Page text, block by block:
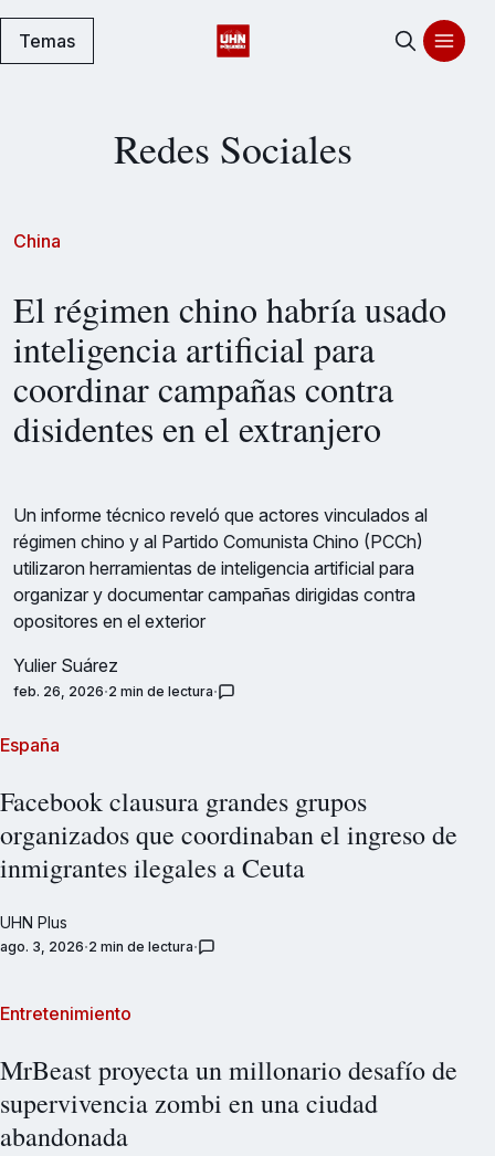
Temas
Redes Sociales
China
El régimen chino habría usado
inteligencia artificial para
coordinar campañas contra
disidentes en el extranjero
Un informe técnico reveló que actores vinculados al
régimen chino y al Partido Comunista Chino (PCCh)
utilizaron herramientas de inteligencia artificial para
organizar y documentar campañas dirigidas contra
opositores en el exterior
Yulier Suárez
feb. 26, 2026 2 min de lectura
España
Facebook clausura grandes grupos
organizados que coordinaban el ingreso de
inmigrantes ilegales a Ceuta
UHN Plus
ago. 3, 2026 2 min de lectura
Entretenimiento
MrBeast proyecta un millonario desafío de
supervivencia zombi en una ciudad
abandonada